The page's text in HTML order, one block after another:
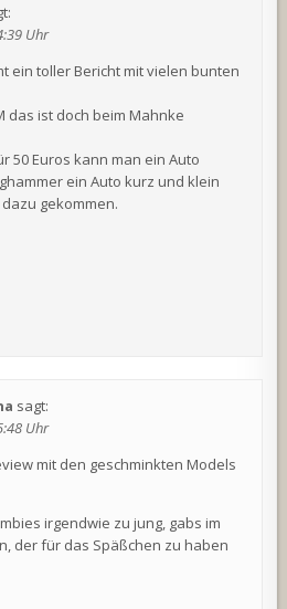
Uhr
ein toller Bericht mit vielen bunten
das ist doch beim Mahnke
50 Euros kann man ein Auto
ein Auto kurz und klein
gekommen.
sagt:
Uhr
mit den geschminkten Models
irgendwie zu jung, gabs im
der für das Späßchen zu haben